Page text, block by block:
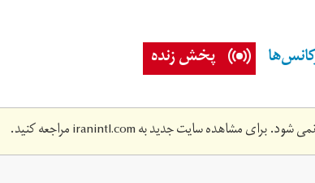
پخش زنده
شود. برای مشاهده سایت جدید بهiranintl.comمراجعه کنید.